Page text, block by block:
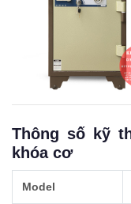
Thông số kỹ
khóa cơ
Model